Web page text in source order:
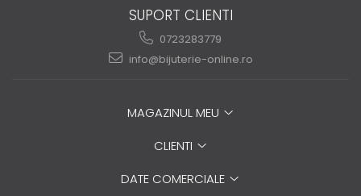
SUPORT CLIENTI
0723283779
info@bijuterie-online.ro
MAGAZINUL MEU
CLIENTI
DATE COMERCIALE